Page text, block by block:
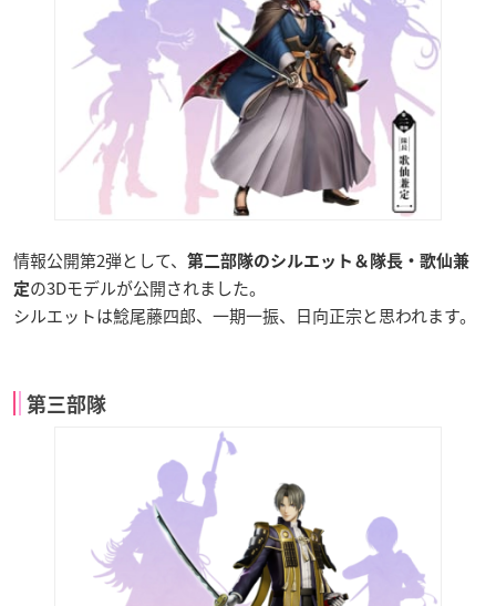
情報公開第2弾として、
第二部隊のシルエット＆隊長・歌仙兼
定の3Dモデルが公開されました。
シルエットは鯰尾藤四郎、一期一振、日向正宗と思われます。
第三部隊